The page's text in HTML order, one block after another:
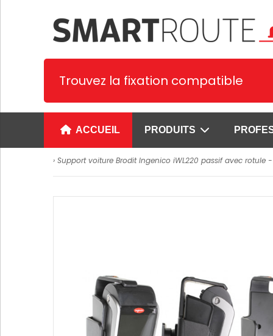
Trouvez la fixation compatible
ACCUEIL PRODUITS
Supports spécifiques
1. Supports Smartphone et PDA
Supports
Supports
Voir plus
Alimentation / Chargeur
Adaptateurs
Divers
Bases pour
› Support voiture Brodit Ingenico iWL220 passif avec rotule -